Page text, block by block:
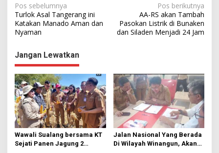
N
a
v
i
g
a
s
i
p
o
s
Pos sebelumnya
Turlok Asal Tangerang ini
Katakan Manado Aman dan
Nyaman
Pos berikutnya
AA-RS akan Tambah
Pasokan Listrik di Bunaken
dan Siladen Menjadi 24 Jam
Jangan Lewatkan
Wawali Sualang bersama KT
Sejati Panen Jagung 2
Jalan Nasional Yang Berada
Di Wilayah Winangun, Akan